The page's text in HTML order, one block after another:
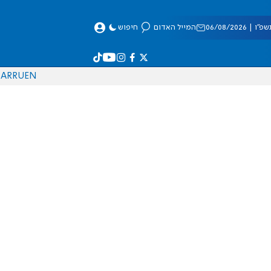
08/2026 המייל האדום חיפוש
EN
RU
AR